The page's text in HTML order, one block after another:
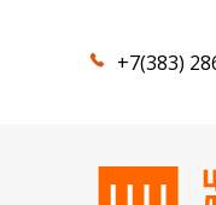
+7(383)